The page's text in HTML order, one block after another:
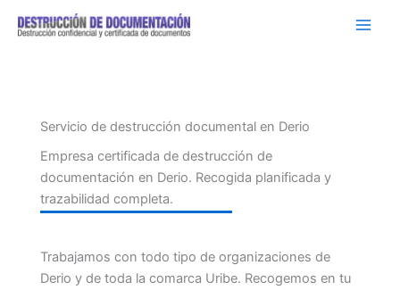
Servicio de destrucción documental en Derio
Empresa certificada de destrucción de
documentación en Derio. Recogida planificada y
trazabilidad completa.
Trabajamos con todo tipo de organizaciones de
Derio y de toda la comarca Uribe. Recogemos en tu